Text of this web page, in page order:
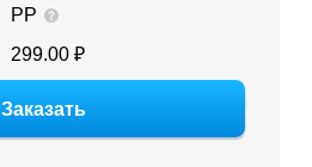
PP
299.00 ₽
Заказать